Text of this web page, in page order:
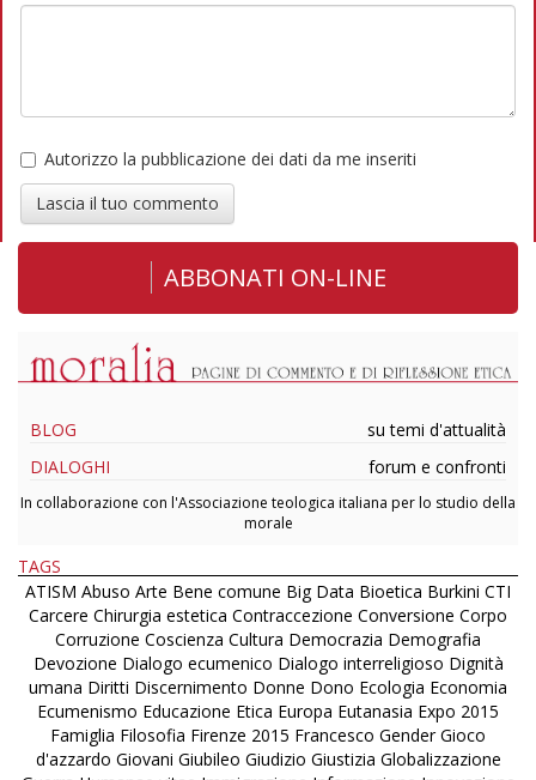
Autorizzo la pubblicazione dei dati da me inseriti
Lascia il tuo commento
ABBONATI ON-LINE
BLOG
su temi d'attualità
DIALOGHI
forum e confronti
In collaborazione con l'Associazione teologica italiana per lo studio della
morale
TAGS
ATISM Abuso Arte Bene comune Big Data Bioetica Burkini CTI
Carcere Chirurgia estetica Contraccezione Conversione Corpo
Corruzione Coscienza Cultura Democrazia Demografia
Devozione Dialogo ecumenico Dialogo interreligioso Dignità
umana Diritti Discernimento Donne Dono Ecologia Economia
Ecumenismo Educazione Etica Europa Eutanasia Expo 2015
Famiglia Filosofia Firenze 2015 Francesco Gender Gioco
d'azzardo Giovani Giubileo Giudizio Giustizia Globalizzazione